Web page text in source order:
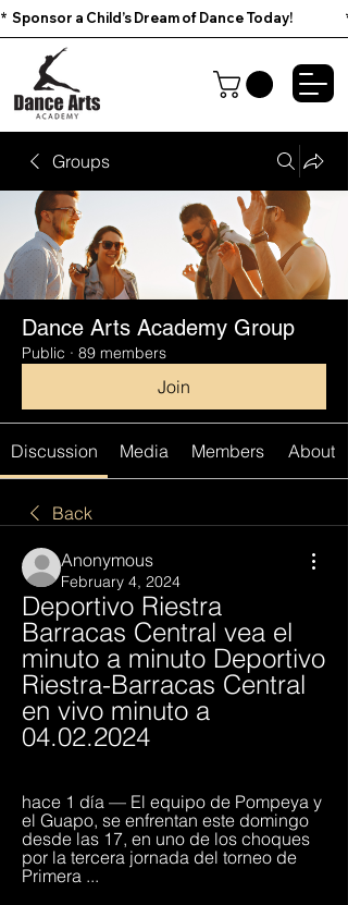
*  Sponsor a Child’s Dream of Dance Today!
Groups
Dance Arts Academy Group
Public · 89 members
Join
Discussion Media Members About
Back
Anonymous
February 4, 2024
Deportivo Riestra
Barracas Central vea el
minuto a minuto Deportivo
Riestra-Barracas Central
en vivo minuto a
04.02.2024
hace 1 día — El equipo de Pompeya y
el Guapo, se enfrentan este domingo
desde las 17, en uno de los choques
por la tercera jornada del torneo de
Primera ...